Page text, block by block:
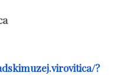
?